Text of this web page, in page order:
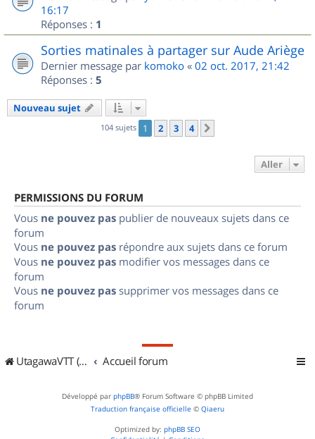
16:17
Réponses : 1
Sorties matinales à partager sur Aude Ariège
Dernier message par komoko « 02 oct. 2017, 21:42
Réponses : 5
Nouveau sujet
104 sujets 1 2 3 4
Aller
PERMISSIONS DU FORUM
Vous ne pouvez pas publier de nouveaux sujets dans ce
forum
Vous ne pouvez pas répondre aux sujets dans ce forum
Vous ne pouvez pas modifier vos messages dans ce
forum
Vous ne pouvez pas supprimer vos messages dans ce
forum
UtagawaVTT (Randos VTT et VTTAE avec traces GPS) Accueil forum
Développé par phpBB® Forum Software © phpBB Limited
Traduction française officielle © Qiaeru
Optimized by: phpBB SEO